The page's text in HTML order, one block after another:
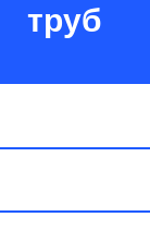
труб